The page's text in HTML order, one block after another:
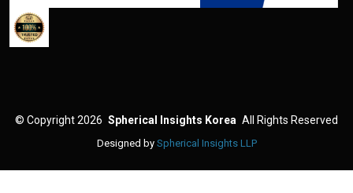
© Copyright 2026 Spherical Insights Korea All Rights Reserved
Designed by Spherical Insights LLP